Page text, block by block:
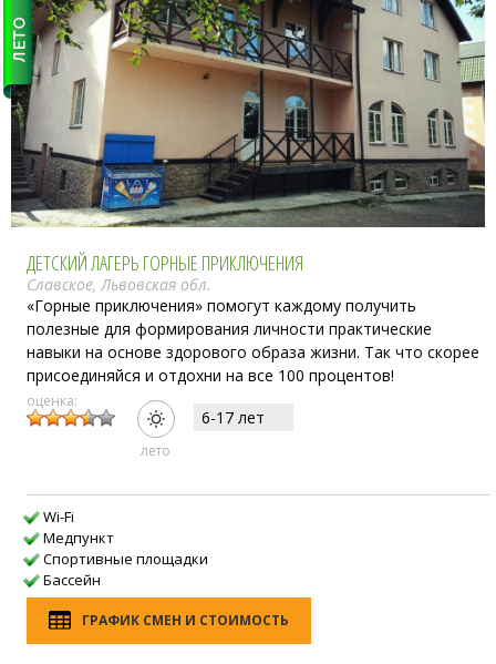
ДЕТСКИЙ ЛАГЕРЬ ГОРНЫЕ ПРИКЛЮЧЕНИЯ
Славское, Львовская обл.
«Горные приключения» помогут каждому получить
полезные для формирования личности практические
навыки на основе здорового образа жизни. Так что скорее
присоединяйся и отдохни на все 100 процентов!
оценка:
лето
6-17 лет
Wi-Fi
Медпункт
Спортивные площадки
Бассейн
ГРАФИК СМЕН И СТОИМОСТЬ